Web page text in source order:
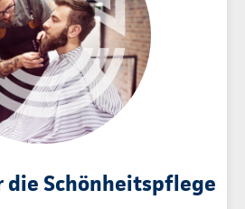
die Schönheitspflege